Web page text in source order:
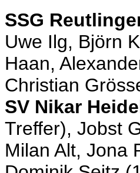
SSG
Uwe Ilg, Björn
Haan,
Christian
SV Nikar
Treffer), Jobst
Milan Alt, Jona